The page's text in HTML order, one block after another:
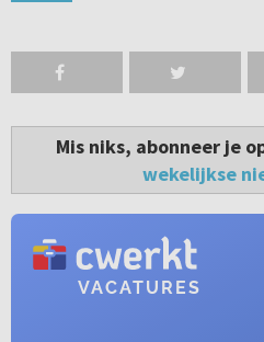
Mis niks, abonneer je
wekelijkse